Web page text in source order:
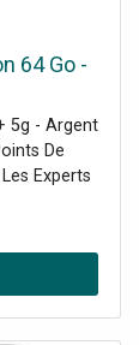
64 Go -
5g - Argent
De
Experts